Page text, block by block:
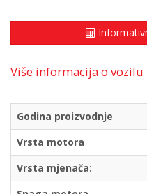
Više informacija o vozilu
Godina proizvodnje
Vrsta motora
Vrsta mjenača: